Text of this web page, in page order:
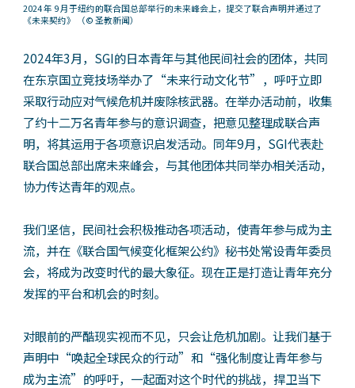
2024 年 9 月于纽约的联合国总部举行的未来峰会上，提交了联合声明并通过了
《未来契约》
（© 圣教新闻）
2024年3月，SGI的日本青年与其他民间社会的团体，共同
在东京国立竞技场举办了“未来行动文化节”，呼吁立即
采取行动应对气候危机并废除核武器。在举办活动前，收集
了约十二万名青年参与的意识调查，把意见整理成联合声
明，将其运用于各项意识启发活动。同年9月，SGI代表赴
联合国总部出席未来峰会，与其他团体共同举办相关活动，
协力传达青年的观点。
我们坚信，民间社会积极推动各项活动，使青年参与成为主
流，并在《联合国气候变化框架公约》秘书处常设青年委员
会，将成为改变时代的最大象征。现在正是打造让青年充分
发挥的平台和机会的时刻。
对眼前的严酷现实视而不见，只会让危机加剧。让我们基于
声明中“唤起全球民众的行动”和“强化制度让青年参与
成为主流”的呼吁，一起面对这个时代的挑战，捍卫当下